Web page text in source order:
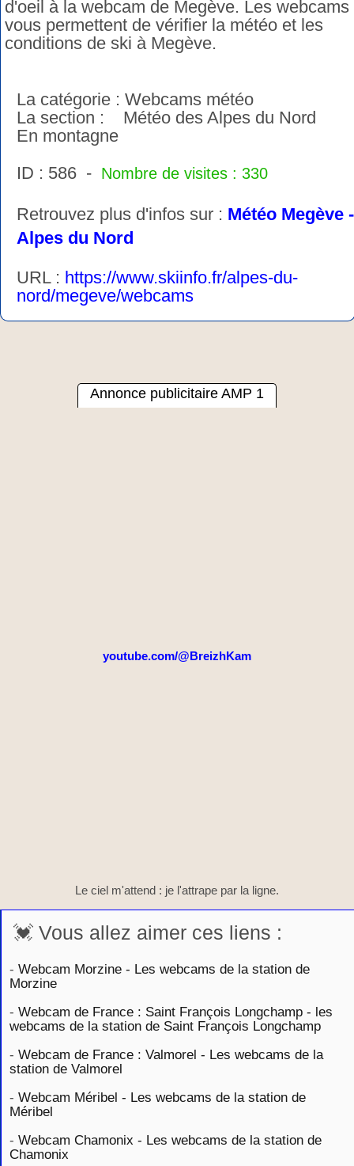
d'oeil à la webcam de Megève. Les webcams
vous permettent de vérifier la météo et les
conditions de ski à Megève.
La catégorie : Webcams météo
La section : Météo des Alpes du Nord
En montagne
ID : 586 - Nombre de visites : 330
Retrouvez plus d'infos sur : Météo Megève -
Alpes du Nord
URL : https://www.skiinfo.fr/alpes-du-
nord/megeve/webcams
Annonce publicitaire AMP 1
youtube.com/@BreizhKam
Le ciel m'attend : je l'attrape par la ligne.
💓 Vous allez aimer ces liens :
- Webcam Morzine - Les webcams de la station de
Morzine
- Webcam de France : Saint François Longchamp - les
webcams de la station de Saint François Longchamp
- Webcam de France : Valmorel - Les webcams de la
station de Valmorel
- Webcam Méribel - Les webcams de la station de
Méribel
- Webcam Chamonix - Les webcams de la station de
Chamonix